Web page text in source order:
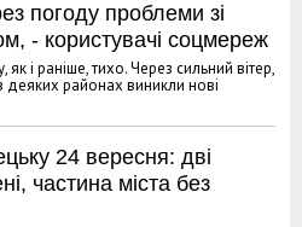
погоду проблеми зі
- користувачі соцмереж
як і раніше, тихо. Через сильний вітер,
деяких районах виникли нові
24 вересня: дві
частина міста без